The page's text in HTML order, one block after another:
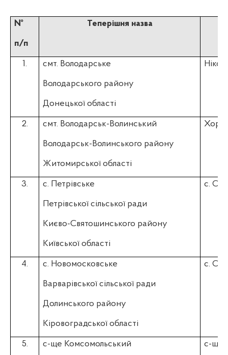
№
п/п
Теперішня назва
1. смт. Володарське
Володарського району
Донецької області
2. смт. Володарськ-Волинський
Володарськ-Волинського району
Житомирської області
3. с. Петрівське
Петрівської сільської ради
Києво-Святошинського району
Київської області
с.
4. с. Новомосковське
Варварівської сільської ради
Долинського району
Кіровоградської області
с.
5. с-ще Комсомольський с-ще